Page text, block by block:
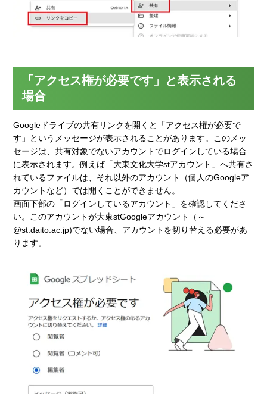
「アクセス権が必要です」と表示される
場合
Googleドライブの共有リンクを開くと「アクセス権が必要で
す」というメッセージが表示されることがあります。このメッ
セージは、共有対象でないアカウントでログインしている場合
に表示されます。例えば「大東文化大学stアカウント」へ共有さ
れているファイルは、それ以外のアカウント（個人のGoogleア
カウントなど）では開くことができません。
画面下部の「ログインしているアカウント」を確認してくださ
い。このアカウントが大東stGoogleアカウント（～
@st.daito.ac.jp)でない場合、アカウントを切り替える必要があ
ります。